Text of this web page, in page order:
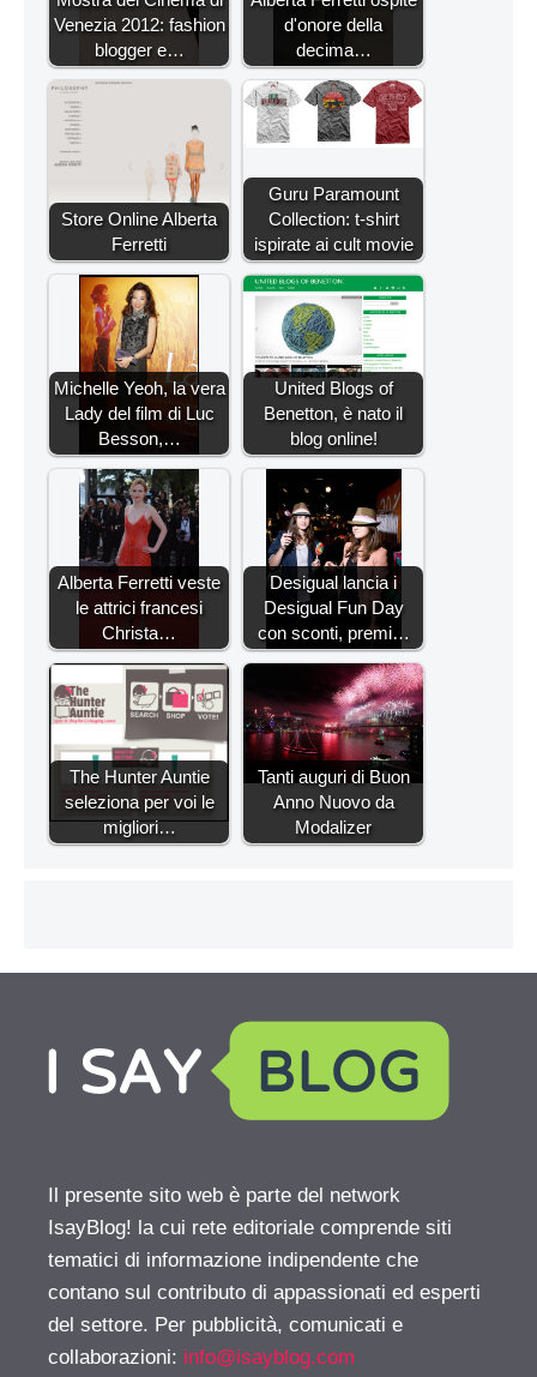
Venezia 2012: fashion
blogger e…
d'onore della
decima…
Store Online Alberta
Ferretti
Guru Paramount
Collection: t-shirt
ispirate ai cult movie
Michelle Yeoh, la vera
Lady del film di Luc
Besson,…
United Blogs of
Benetton, è nato il
blog online!
Alberta Ferretti veste
le attrici francesi
Christa…
Desigual lancia i
Desigual Fun Day
con sconti, premi…
The Hunter Auntie
seleziona per voi le
migliori…
Tanti auguri di Buon
Anno Nuovo da
Modalizer
Il presente sito web è parte del network
IsayBlog! la cui rete editoriale comprende siti
tematici di informazione indipendente che
contano sul contributo di appassionati ed esperti
del settore. Per pubblicità, comunicati e
collaborazioni: info@isayblog.com